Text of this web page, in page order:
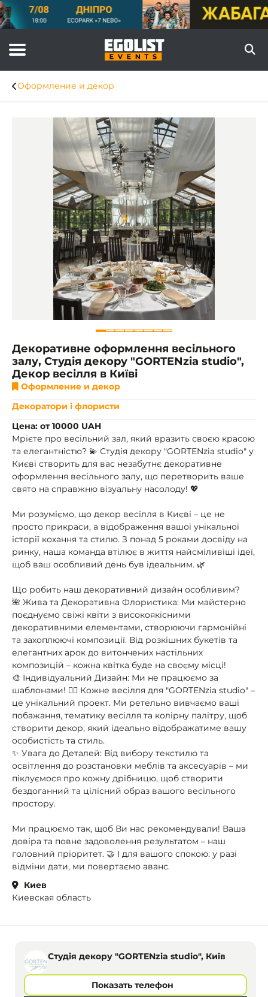
Оформление и декор
Item
1
of
8
Декоративне оформлення весільного
залу, Студія декору "GORTENzia studio",
Декор весілля в Київі
Оформление и декор
Декоратори і флористи
Цена: от 10000 UAH
Мрієте про весільний зал, який вразить своєю красою
та елегантністю? 💫 Студія декору "GORTENzia studio" у
Києві створить для вас незабутнє декоративне
оформлення весільного залу, що перетворить ваше
свято на справжню візуальну насолоду! 💖
Ми розуміємо, що декор весілля в Києві – це не
просто прикраси, а відображення вашої унікальної
історії кохання та стилю. З понад 5 роками досвіду на
ринку, наша команда втілює в життя найсміливіші ідеї,
щоб ваш особливий день був ідеальним. 🌿
Що робить наш декоративний дизайн особливим?
🌺 Жива та Декоративна Флористика: Ми майстерно
поєднуємо свіжі квіти з високоякісними
декоративними елементами, створюючи гармонійні
та захоплюючі композиції. Від розкішних букетів та
елегантних арок до витончених настільних
композицій – кожна квітка буде на своєму місці!
🎨 Індивідуальний Дизайн: Ми не працюємо за
шаблонами! 🙅‍♀️ Кожне весілля для "GORTENzia studio" –
це унікальний проект. Ми ретельно вивчаємо ваші
побажання, тематику весілля та колірну палітру, щоб
створити декор, який ідеально відображатиме вашу
особистість та стиль.
✨ Увага до Деталей: Від вибору текстилю та
освітлення до розстановки меблів та аксесуарів – ми
піклуємося про кожну дрібницю, щоб створити
бездоганний та цілісний образ вашого весільного
простору.
Ми працюємо так, щоб Ви нас рекомендували! Ваша
довіра та повне задоволення результатом – наш
головний пріоритет. 🤝 І для вашого спокою: у разі
відміни дати, ми повертаємо аванс.
Киев
Киевская область
Студія декору "GORTENzia studio", Київ
Показать телефон